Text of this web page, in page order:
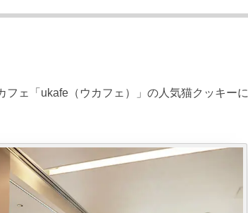
ェ「ukafe（ウカフェ）」の人気猫クッキーに